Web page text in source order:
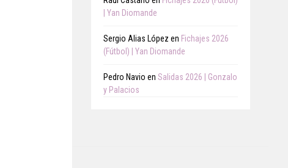
| Yan Diomande
Sergio Alias López en Fichajes 2026
(Fútbol) | Yan Diomande
Pedro Navio en Salidas 2026 | Gonzalo
y Palacios